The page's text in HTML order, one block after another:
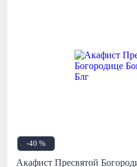
-40 %
Акафист Пресвятой